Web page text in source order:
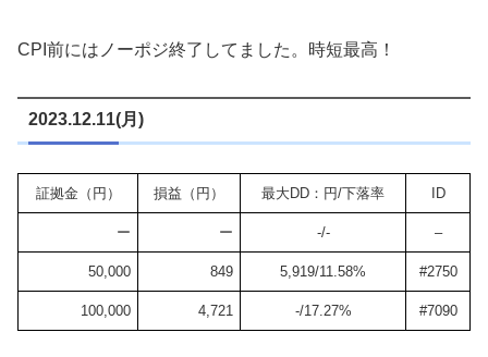
CPI前にはノーポジ終了してました。時短最高！
2023.12.11(月)
証拠金（円） 損益（円） 最大DD：円/下落率 ID
ー ー -/- –
50,000 849 5,919/11.58% #2750
100,000 4,721 -/17.27% #7090